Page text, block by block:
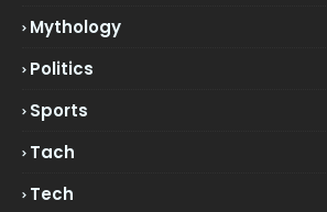
Mythology
Politics
Sports
Tach
Tech